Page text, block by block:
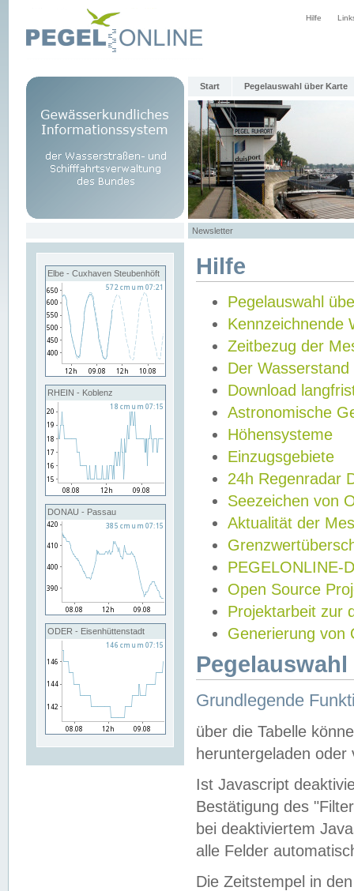
Hilfe
Start Pegelauswahl über Karte
Newsletter
Elbe - Cuxhaven Steubenhöft
RHEIN - Koblenz
DONAU - Passau
ODER - Eisenhüttenstadt
Hilfe
Pegelauswahl
Kennzeichnende
Zeitbezug der
Der Wasserstand
Download
Astronomische
Höhensysteme
Einzugsgebiete
24h Regenradar
Seezeichen von
Aktualität der
PEGELONLINE-
Open Source
Projektarbeit zur
Generierung von
Grundlegende
über die Tabelle
heruntergeladen oder
Ist Javascript
Bestätigung des
bei deaktiviertem
alle Felder
Die Zeitstempel in